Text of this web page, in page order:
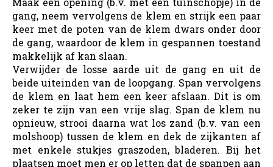
gang, neem vervolgens de klem en strijk een paar
keer met de poten van de klem dwars onder door
de gang, waardoor de klem in gespannen toestand
makkelijk af kan slaan.
Verwijder de losse aarde uit de gang en uit de
beide uiteinden van de loopgang. Span vervolgens
de klem en laat hem een keer afslaan. Dit is om
zeker te zijn van een vrije slag. Span de klem nu
opnieuw, strooi daarna wat los zand (b.v. van een
molshoop) tussen de klem en dek de zijkanten af
met enkele stukjes graszoden, bladeren. Bij het
plaatsen moet men er op letten dat de spanpen aan